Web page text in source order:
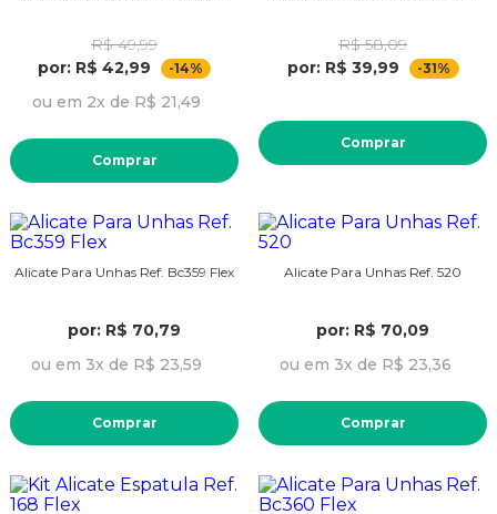
R$ 49,99
por: R$ 42,99
-14%
ou em 2x de R$ 21,49
Comprar
R$ 58,09
por: R$ 39,99
-31%
Comprar
Alicate Para Unhas Ref. Bc359 Flex
por: R$ 70,79
ou em 3x de R$ 23,59
Comprar
Alicate Para Unhas Ref. 520
por: R$ 70,09
ou em 3x de R$ 23,36
Comprar